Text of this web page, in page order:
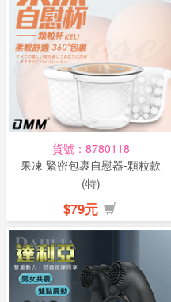
貨號：8780118
果凍 緊密包裹自慰器-顆粒款
(特)
$79元